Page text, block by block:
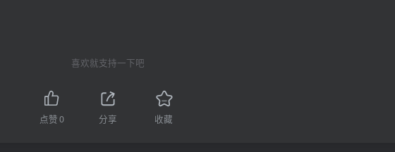
喜欢就支持一下吧
点赞0 分享 收藏